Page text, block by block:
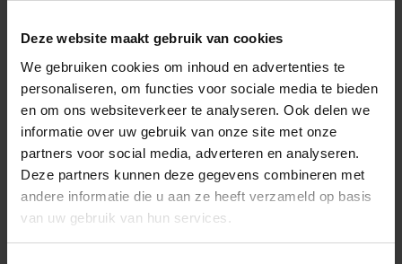
Deze website maakt gebruik van cookies
We gebruiken cookies om inhoud en advertenties te
personaliseren, om functies voor sociale media te bieden
en om ons websiteverkeer te analyseren. Ook delen we
informatie over uw gebruik van onze site met onze
partners voor social media, adverteren en analyseren.
Deze partners kunnen deze gegevens combineren met
andere informatie die u aan ze heeft verzameld op basis
van uw gebruik van hun services.